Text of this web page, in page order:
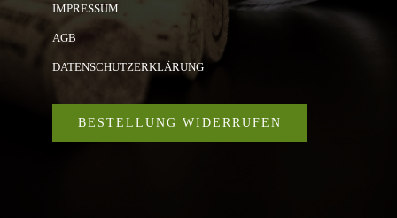
IMPRESSUM
AGB
DATENSCHUTZERKLÄRUNG
BESTELLUNG WIDERRUFEN